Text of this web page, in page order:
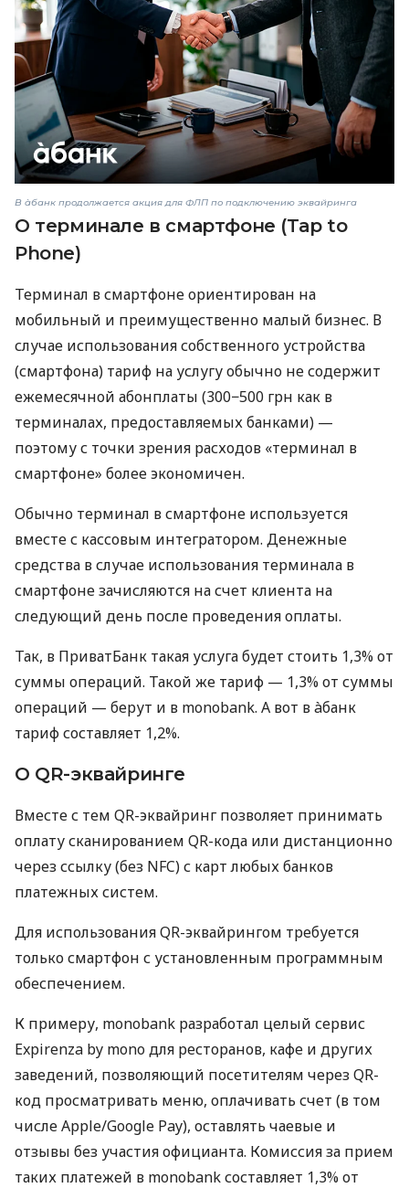
В àбанк продолжается акция для ФЛП по подключению эквайринга
О терминале в смартфоне (Tap to
Phone)
Терминал в смартфоне ориентирован на
мобильный и преимущественно малый бизнес. В
случае использования собственного устройства
(смартфона) тариф на услугу обычно не содержит
ежемесячной абонплаты (300−500 грн как в
терминалах, предоставляемых банками) —
поэтому с точки зрения расходов «терминал в
смартфоне» более экономичен.
Обычно терминал в смартфоне используется
вместе с кассовым интегратором. Денежные
средства в случае использования терминала в
смартфоне зачисляются на счет клиента на
следующий день после проведения оплаты.
Так, в ПриватБанк такая услуга будет стоить 1,3% от
суммы операций. Такой же тариф — 1,3% от суммы
операций — берут и в monobank. А вот в àбанк
тариф составляет 1,2%.
О QR-эквайринге
Вместе с тем QR-эквайринг позволяет принимать
оплату сканированием QR-кода или дистанционно
через ссылку (без NFC) с карт любых банков
платежных систем.
Для использования QR-эквайрингом требуется
только смартфон с установленным программным
обеспечением.
К примеру, monobank разработал целый сервис
Expirenza by mono для ресторанов, кафе и других
заведений, позволяющий посетителям через QR-
код просматривать меню, оплачивать счет (в том
числе Apple/Google Pay), оставлять чаевые и
отзывы без участия официанта. Комиссия за прием
таких платежей в monobank составляет 1,3% от